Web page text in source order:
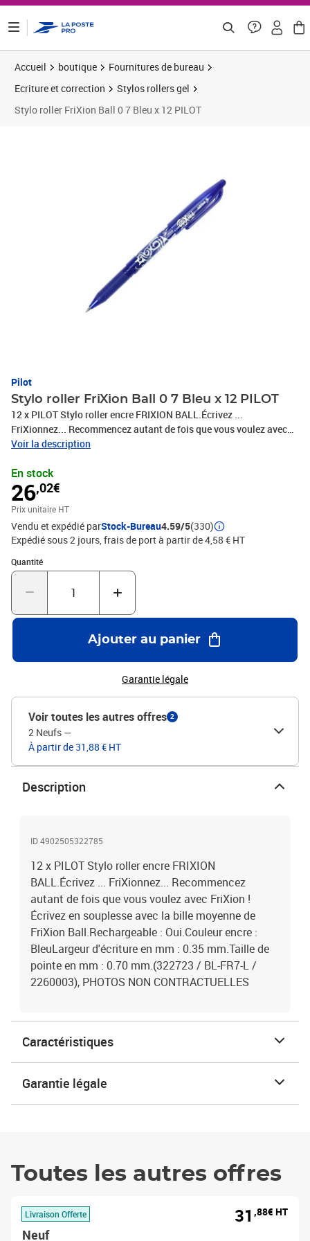
Accueil boutique
Fournitures de bureau
Ecriture et correction
Stylos rollers gel
Stylo roller FriXion Ball 0 7 Bleu x 12 PILOT
Pilot
Stylo roller FriXion Ball 0 7 Bleu x 12 PILOT
12 x PILOT Stylo roller encre FRIXION BALL.Écrivez ...
FriXionnez... Recommencez autant de fois que vous voulez avec
FriXion !Écrivez en souplesse avec la bille moyenne de FriXion
mm : 0.35 mm.Taille de pointe en mm : 0.70 mm.(322723 / BL-
FR7-L / 2260003), PHOTOS NON CONTRACTUELLES
Voir la description
En stock
26,02€
Prix unitaire HT
Vendu et expédié parStock-Bureau4.59/5(330)
Expédié sous 2 jours, frais de port à partir de 4,58 € HT
Quantité
Quantité : 1
Ajouter au panier
Garantie légale
Voir toutes les autres offres 2
2 Neufs —
À partir de 31,88 € HT
Description
ID 4902505322785
12 x PILOT Stylo roller encre FRIXION
BALL.Écrivez ... FriXionnez... Recommencez
autant de fois que vous voulez avec FriXion !
Écrivez en souplesse avec la bille moyenne de
FriXion Ball.Rechargeable : Oui.Couleur encre :
BleuLargeur d'écriture en mm : 0.35 mm.Taille de
pointe en mm : 0.70 mm.(322723 / BL-FR7-L /
2260003), PHOTOS NON CONTRACTUELLES
Caractéristiques
Garantie légale
Toutes les autres offres
Livraison Offerte
Neuf
31 ,88€ HT